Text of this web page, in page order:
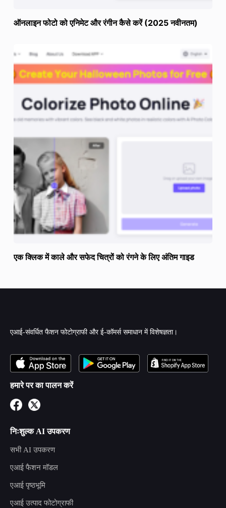
ऑनलाइन फोटो को एनिमेट और रंगीन कैसे करें (2025 नवीनतम)
एक क्लिक में काले और सफेद चित्रों को रंगने के लिए अंतिम गाइड
एआई-संवर्धित फैशन फोटोग्राफी और ई-कॉमर्स समाधान में विशेषज्ञता।
हमारे पर का पालन करें
निःशुल्क AI उपकरण
सभी AI उपकरण
एआई फैशन मॉडल
एआई पृष्ठभूमि
एआई उत्पाद फोटोग्राफी